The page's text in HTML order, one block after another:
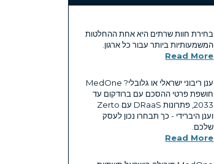
בחירת חוות שרתים היא אחת ההחלטות
המשמעותיות ביותר עבור כל ארגון.
Read More
ענן ריבוני ישראלי או גלובלי? MedOne
חושפת פרטי ההסכם עם ברודקום עד
2033, פתרונות DRaaS עם Zerto
וענן היברידי - כך תבחרו נכון לעסק
שלכם.
Read More